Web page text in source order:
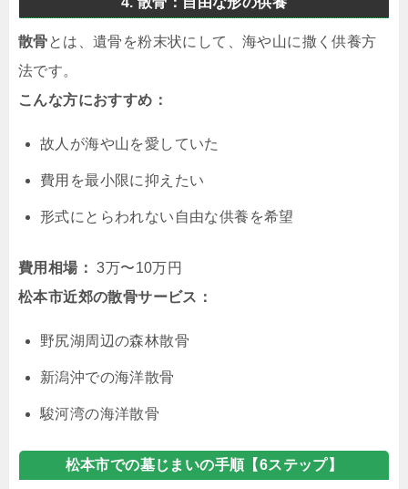
散骨とは、遺骨を粉末状にして、海や山に撒く供養方
法です。
こんな方におすすめ：
故人が海や山を愛していた
費用を最小限に抑えたい
形式にとらわれない自由な供養を希望
費用相場： 3万〜10万円
松本市近郊の散骨サービス：
野尻湖周辺の森林散骨
新潟沖での海洋散骨
駿河湾の海洋散骨
松本市での墓じまいの手順【6ステップ】